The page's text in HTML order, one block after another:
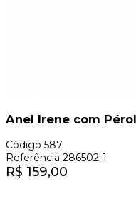
Anel Irene com
Código 587
Referência 286502-1
R$ 159,00